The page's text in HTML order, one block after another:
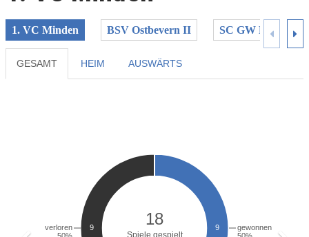
1. VC Minden BSV Ostbevern II SC GW Paderborn
GESAMT HEIM AUSWÄRTS